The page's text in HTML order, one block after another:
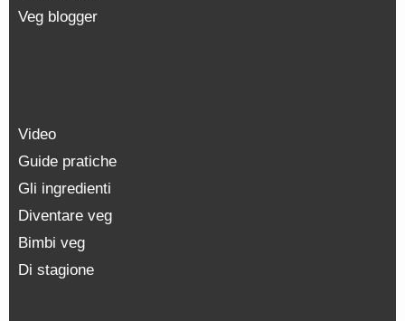
Veg blogger
Video
Guide pratiche
Gli ingredienti
Diventare veg
Bimbi veg
Di stagione